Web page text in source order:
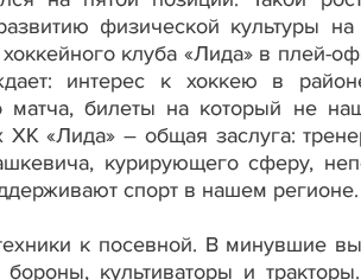
физической культуры
клуба «Лида» в плей-
интерес к хоккею в
билеты на который не
«Лида» – общая заслуга:
курирующего сферу,
спорт в нашем регионе.
к посевной. В минувшие
культиваторы и